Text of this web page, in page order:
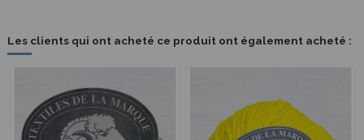
Les clients qui ont acheté ce produit ont également acheté :